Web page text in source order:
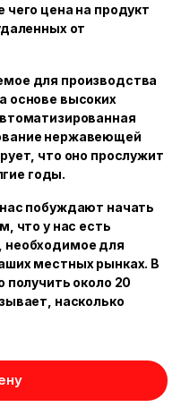
чего цена на продукт
от
для производства
основе высоких
нержавеющей
что оно прослужит
годы.
побуждают начать
что у нас есть
необходимое для
местных рынках. В
получить около 20
насколько